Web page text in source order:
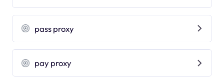
pass proxy
pay proxy